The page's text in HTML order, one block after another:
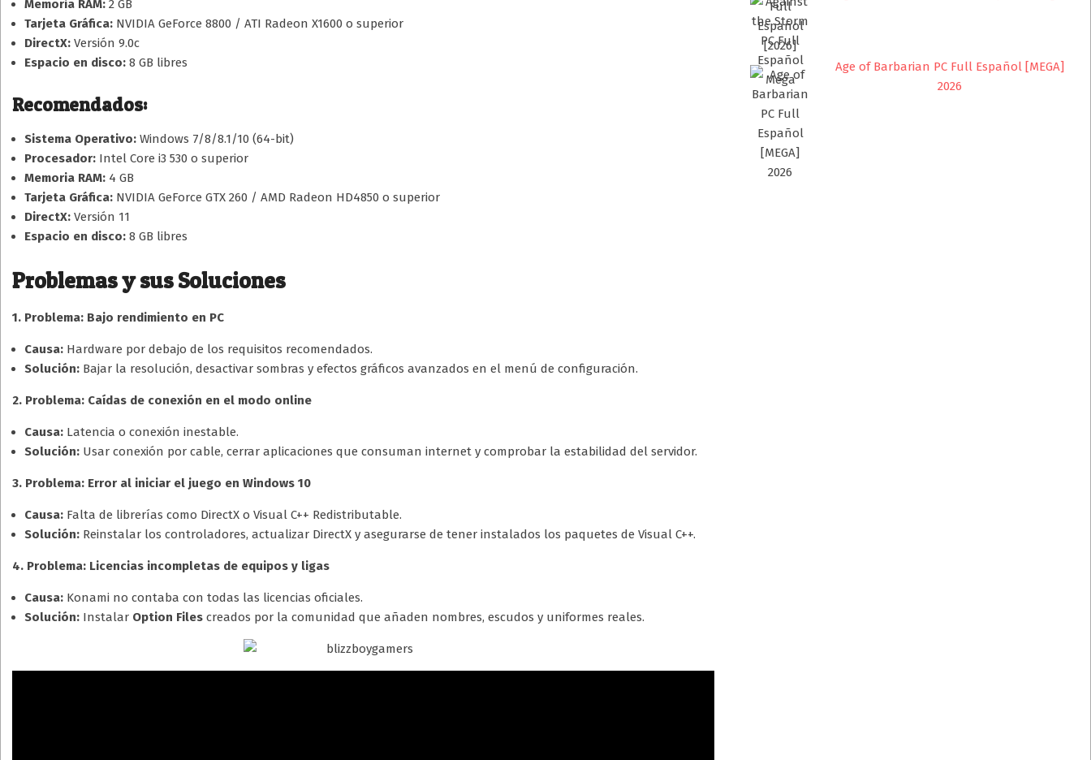
Memoria RAM: 2 GB
Tarjeta Gráfica: NVIDIA GeForce 8800 / ATI Radeon X1600 o superior
DirectX: Versión 9.0c
Espacio en disco: 8 GB libres
Recomendados:
Sistema Operativo: Windows 7/8/8.1/10 (64-bit)
Procesador: Intel Core i3 530 o superior
Memoria RAM: 4 GB
Tarjeta Gráfica: NVIDIA GeForce GTX 260 / AMD Radeon HD4850 o superior
DirectX: Versión 11
Espacio en disco: 8 GB libres
Problemas y sus Soluciones
1. Problema: Bajo rendimiento en PC
Causa: Hardware por debajo de los requisitos recomendados.
Solución: Bajar la resolución, desactivar sombras y efectos gráficos avanzados en el menú de configuración.
2. Problema: Caídas de conexión en el modo online
Causa: Latencia o conexión inestable.
Solución: Usar conexión por cable, cerrar aplicaciones que consuman internet y comprobar la estabilidad del servidor.
3. Problema: Error al iniciar el juego en Windows 10
Causa: Falta de librerías como DirectX o Visual C++ Redistributable.
Solución: Reinstalar los controladores, actualizar DirectX y asegurarse de tener instalados los paquetes de Visual C++.
4. Problema: Licencias incompletas de equipos y ligas
Causa: Konami no contaba con todas las licencias oficiales.
Solución: Instalar Option Files creados por la comunidad que añaden nombres, escudos y uniformes reales.
Age of Barbarian PC Full Español [MEGA]
2026